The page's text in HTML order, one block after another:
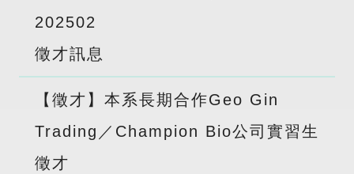
202502
徵才訊息
【徵才】本系長期合作Geo Gin
Trading／Champion Bio公司實習生
徵才